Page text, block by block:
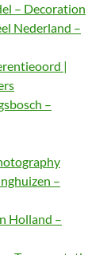
– Decoration
Nederland –
|
–
–
Holland –